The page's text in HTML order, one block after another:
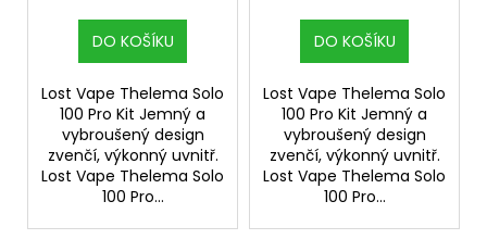
DO KOŠÍKU
Lost Vape Thelema Solo
100 Pro Kit Jemný a
vybroušený design
zvenčí, výkonný uvnitř.
Lost Vape Thelema Solo
100 Pro...
DO KOŠÍKU
Lost Vape Thelema Solo
100 Pro Kit Jemný a
vybroušený design
zvenčí, výkonný uvnitř.
Lost Vape Thelema Solo
100 Pro...